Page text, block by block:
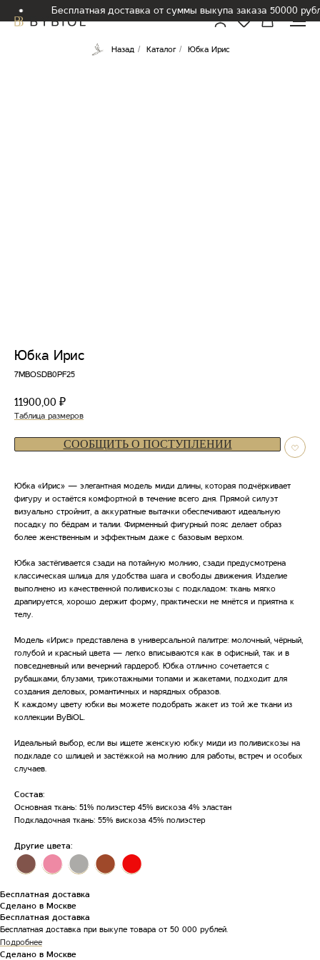
Бесплатная доставка от суммы выкупа заказа 50000
Назад / Каталог / Юбка Ирис
Юбка Ирис
7MBOSDB0PF25
11900,00 ₽
Таблица размеров
СООБЩИТЬ О ПОСТУПЛЕНИИ
Юбка «Ирис» — элегантная модель миди длины, которая подчёркивает
фигуру и остаётся комфортной в течение всего дня. Прямой силуэт
визуально стройнит, а аккуратные вытачки обеспечивают идеальную
посадку по бёдрам и талии. Фирменный фигурный пояс делает образ
более женственным и эффектным даже с базовым верхом.
Юбка застёгивается сзади на потайную молнию, сзади предусмотрена
классическая шлица для удобства шага и свободы движения. Изделие
выполнено из качественной поливискозы с подкладом: ткань мягко
драпируется, хорошо держит форму, практически не мнётся и приятна к
телу.
Модель «Ирис» представлена в универсальной палитре: молочный, чёрный,
голубой и красный цвета — легко вписываются как в офисный, так и в
повседневный или вечерний гардероб. Юбка отлично сочетается с
рубашками, блузами, трикотажными топами и жакетами, подходит для
создания деловых, романтичных и нарядных образов.
К каждому цвету юбки вы можете подобрать жакет из той же ткани из
коллекции ByBiOL.
Идеальный выбор, если вы ищете женскую юбку миди из поливискозы на
подкладе со шлицей и застёжкой на молнию для работы, встреч и особых
случаев.
Состав:
Основная ткань: 51% полиэстер 45% вискоза 4% эластан
Подкладочная ткань: 55% вискоза 45% полиэстер
Другие цвета:
⬤ ⬤ ⬤ ⬤ ⬤
Бесплатная доставка
Сделано в Москве
Бесплатная доставка
Бесплатная доставка при выкупе товара от 50 000 рублей.
Подробнее
Сделано в Москве
КАТАЛОГ LOOKBOOK О БРЕНДЕ
Секретные распродажи и специальные
Введите ваш e-mail:
УЗНАВАЙ НОВОСТИ,
ПЕРВЫМ!